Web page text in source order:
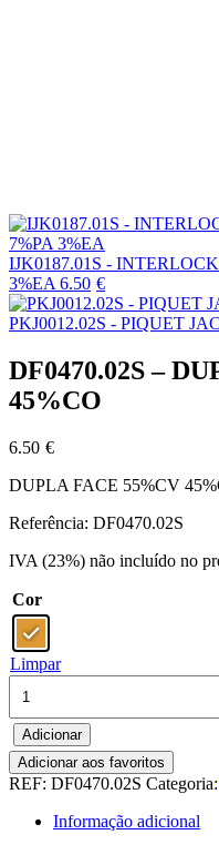
IJK0187.01S -
3%EA 6.50 €
PKJ0012.02S - PIQUET
DF0470.02S –
45%CO
6.50 €
DUPLA FACE 55%CV
Referência: DF0470.02S
IVA (23%) não incluído no
Cor
Limpar
de
DF0470.02S
DUPLA
FACE
45%CO
Adicionar
Adicionar aos favoritos
REF: DF0470.02S Categoria:
Informação adicional